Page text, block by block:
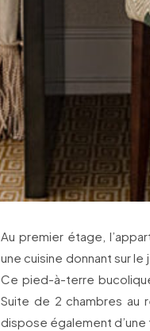
Au premier étage,
une cuisine donnant sur le
Ce pied-à-terre
Suite de 2 chambres au
dispose également